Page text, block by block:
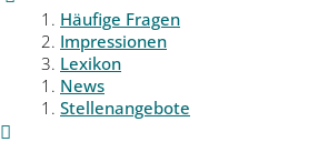
Häufige Fragen
Impressionen
Lexikon
News
Stellenangebote